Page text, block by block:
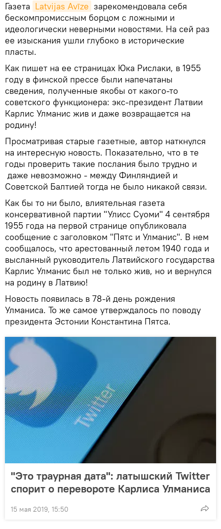
Газета Latvijas Avīze зарекомендовала себя
бескомпромиссным борцом с ложными и
идеологически неверными новостями. На сей раз
ее изыскания ушли глубоко в исторические
пласты.
Как пишет на ее страницах Юка Рислаки, в 1955
году в финской прессе были напечатаны
сведения, полученные якобы от какого-то
советского функционера: экс-президент Латвии
Карлис Улманис жив и даже возвращается на
родину!
Просматривая старые газетные, автор наткнулся
на интересную новость. Показательно, что в те
годы проверить такие послания было трудно и
даже невозможно - между Финляндией и
Советской Балтией тогда не было никакой связи.
Как бы то ни было, влиятельная газета
консервативной партии "Улисс Суоми" 4 сентября
1955 года на первой странице опубликовала
сообщение с заголовком "Пятс и Улманис". В нем
сообщалось, что арестованный летом 1940 года и
высланный руководитель Латвийского государства
Карлис Улманис был не только жив, но и вернулся
на родину в Латвию!
Новость появилась в 78-й день рождения
Улманиса. То же самое утверждалось по поводу
президента Эстонии Константина Пятса.
"Это траурная дата": латышский Twitter
спорит о перевороте Карлиса Улманиса
15 мая 2019, 15:50